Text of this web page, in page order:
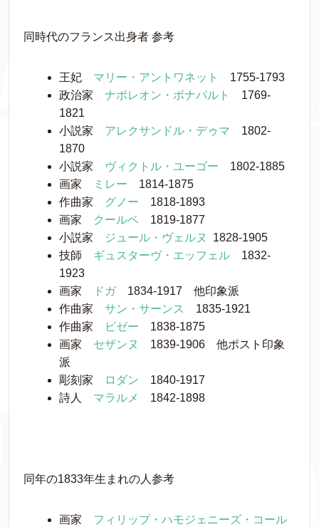
同時代のフランス出身者 参考
王妃 マリー・アントワネット
1755-1793
政治家 ナポレオン・ボナパルト
1769-
1821
小説家 アレクサンドル・デゥマ 1802-
1870
小説家
ヴィクトル・ユーゴー 1802-1885
画家
ミレー 1814-1875
作曲家 グノー 1818-1893
画家
クールベ 1819-1877
小説家
ジュール・ヴェルヌ
1828-1905
技師 ギュスターヴ・エッフェル 1832-
1923
画家
ドガ1834-1917 他印象派
作曲家 サン・サーンス
1835-1921
作曲家
ビゼー 1838-1875
画家 セザンヌ
1839-1906 他ポスト印象
派
彫刻家
ロダン 1840-1917
詩人 マラルメ 1842-1898
同年の1833年生まれの人参考
画家 フィリップ・ハモジェニーズ・コール